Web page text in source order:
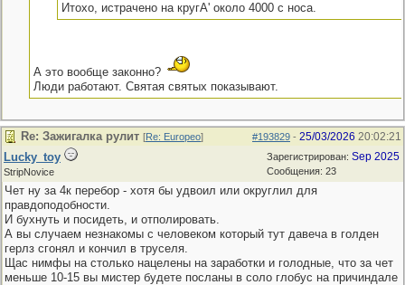
Итохо, истрачено на кругА' около 4000 с носа.
А это вообще законно?
Люди работают. Святая святых показывают.
#193829 - 25/03/2026 20:02:21
Re: Зажигалка рулит [Re: Europeo]
Зарегистрирован: Sep 2025
Сообщения: 23
Lucky_toy
StripNovice
Чет ну за 4к перебор - хотя бы удвоил или округлил для
правдоподобности.
И бухнуть и посидеть, и отполировать.
А вы случаем незнакомы с человеком который тут давеча в голден
герлз сгонял и кончил в труселя.
Щас нимфы на столько нацелены на заработки и голодные, что за чет
меньше 10-15 вы мистер будете посланы в соло глобус на причиндале